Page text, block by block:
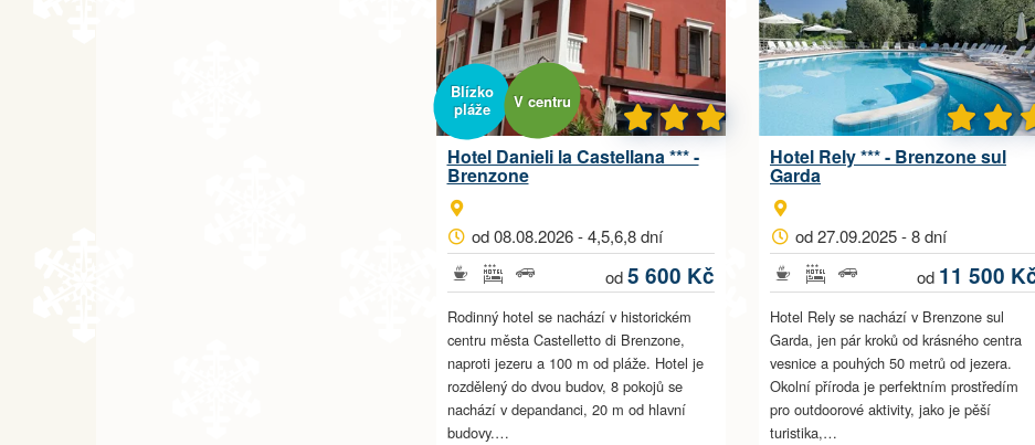
Blízko
pláže
V centru
Hotel Danieli la Castellana *** -
Brenzone
od 08.08.2026 - 4,5,6,8 dní
od5 600 Kč
Rodinný hotel se nachází v historickém
centru města Castelletto di Brenzone,
naproti jezeru a 100 m od pláže. Hotel je
rozdělený do dvou budov, 8 pokojů se
nachází v depandanci, 20 m od hlavní
budovy.…
Hotel Rely *** - Brenzone sul
Garda
od 27.09.2025 - 8 dní
od 11 500
Hotel Rely se nachází v Brenzone sul
Garda, jen pár kroků od krásného centra
vesnice a pouhých 50 metrů od jezera.
Okolní příroda je perfektním prostředím
pro outdoorové aktivity, jako je pěší
turistika,…